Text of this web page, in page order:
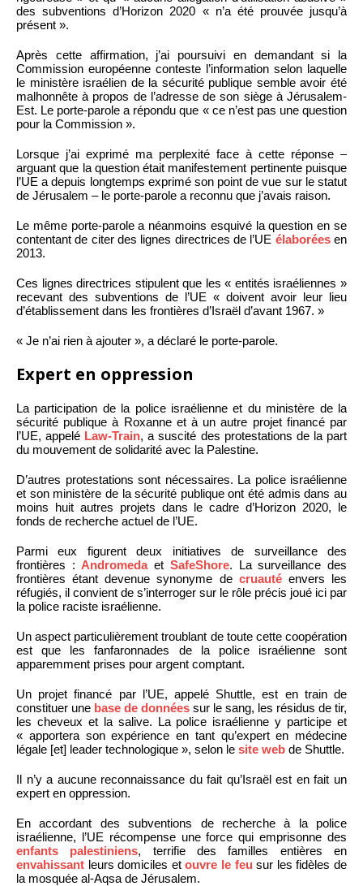
des subventions d’Horizon 2020 « n’a été prouvée jusqu’à
présent ».
Après cette affirmation, j’ai poursuivi en demandant si la
Commission européenne conteste l’information selon laquelle
le ministère israélien de la sécurité publique semble avoir été
malhonnête à propos de l’adresse de son siège à Jérusalem-
Est. Le porte-parole a répondu que « ce n’est pas une question
pour la Commission ».
Lorsque j’ai exprimé ma perplexité face à cette réponse –
arguant que la question était manifestement pertinente puisque
l’UE a depuis longtemps exprimé son point de vue sur le statut
de Jérusalem – le porte-parole a reconnu que j’avais raison.
Le même porte-parole a néanmoins esquivé la question en se
contentant de citer des lignes directrices de l’UE élaboréesen
2013.
Ces lignes directrices stipulent que les « entités israéliennes »
recevant des subventions de l’UE « doivent avoir leur lieu
d’établissement dans les frontières d’Israël d’avant 1967. »
« Je n’ai rien à ajouter », a déclaré le porte-parole.
Expert en oppression
La participation de la police israélienne et du ministère de la
sécurité publique à Roxanne et à un autre projet financé par
l’UE, appelé Law-Train, a suscité des protestations de la part
du mouvement de solidarité avec la Palestine.
D’autres protestations sont nécessaires. La police israélienne
et son ministère de la sécurité publique ont été admis dans au
moins huit autres projets dans le cadre d’Horizon 2020, le
fonds de recherche actuel de l’UE.
Parmi eux figurent deux initiatives de surveillance des
frontières : Andromedaet SafeShore. La surveillance des
frontières étant devenue synonyme de cruautéenvers les
réfugiés, il convient de s’interroger sur le rôle précis joué ici par
la police raciste israélienne.
Un aspect particulièrement troublant de toute cette coopération
est que les fanfaronnades de la police israélienne sont
apparemment prises pour argent comptant.
Un projet financé par l’UE, appelé Shuttle, est en train de
constituer une base de données sur le sang, les résidus de tir,
les cheveux et la salive. La police israélienne y participe et
« apportera son expérience en tant qu’expert en médecine
légale [et] leader technologique », selon le site web de Shuttle.
Il n’y a aucune reconnaissance du fait qu’Israël est en fait un
expert en oppression.
En accordant des subventions de recherche à la police
israélienne, l’UE récompense une force qui emprisonne des
enfants palestiniens, terrifie des familles entières en
envahissant leurs domiciles etouvre le feu sur les fidèles de
la mosquée al-Aqsa de Jérusalem.